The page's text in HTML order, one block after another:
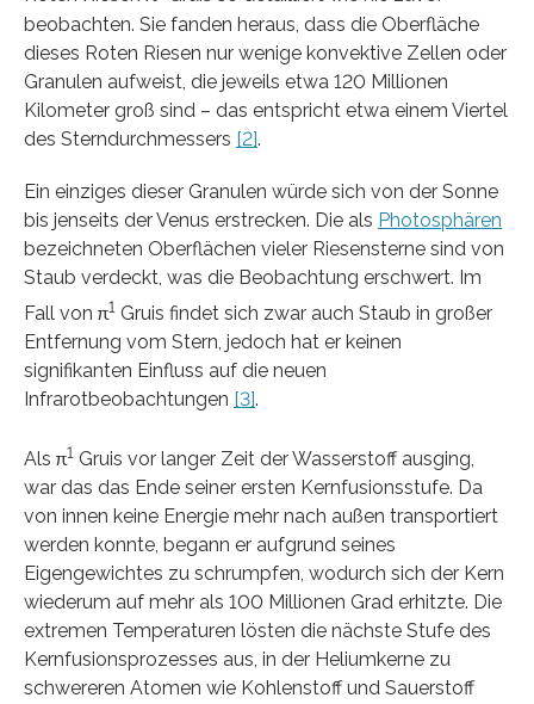
beobachten. Sie fanden heraus, dass die Oberfläche
dieses Roten Riesen nur wenige konvektive Zellen oder
Granulen aufweist, die jeweils etwa 120 Millionen
Kilometer groß sind – das entspricht etwa einem Viertel
des Sterndurchmessers [2].
Ein einziges dieser Granulen würde sich von der Sonne
bis jenseits der Venus erstrecken. Die als Photosphären
bezeichneten Oberflächen vieler Riesensterne sind von
Staub verdeckt, was die Beobachtung erschwert. Im
Fall von π1 Gruis findet sich zwar auch Staub in großer
Entfernung vom Stern, jedoch hat er keinen
signifikanten Einfluss auf die neuen
Infrarotbeobachtungen [3].
Als π1 Gruis vor langer Zeit der Wasserstoff ausging,
war das das Ende seiner ersten Kernfusionsstufe. Da
von innen keine Energie mehr nach außen transportiert
werden konnte, begann er aufgrund seines
Eigengewichtes zu schrumpfen, wodurch sich der Kern
wiederum auf mehr als 100 Millionen Grad erhitzte. Die
extremen Temperaturen lösten die nächste Stufe des
Kernfusionsprozesses aus, in der Heliumkerne zu
schwereren Atomen wie Kohlenstoff und Sauerstoff